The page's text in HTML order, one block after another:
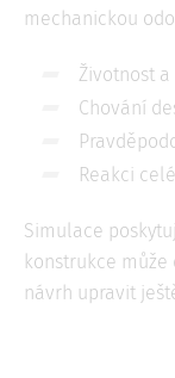
mechanickou
Životnost a
Chování
Reakci
Simulace
konstrukce
návrh upravit